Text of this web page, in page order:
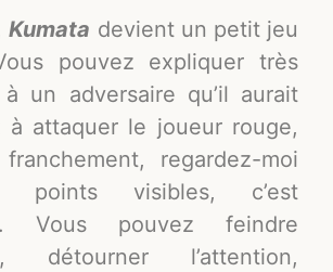
Kumata devient un petit jeu
pouvez expliquer très
à un adversaire qu’il aurait
attaquer le joueur rouge,
regardez-moi
points visibles, c’est
Vous pouvez feindre
détourner l’attention,